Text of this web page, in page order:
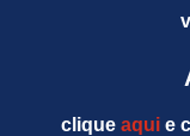
clique aquie